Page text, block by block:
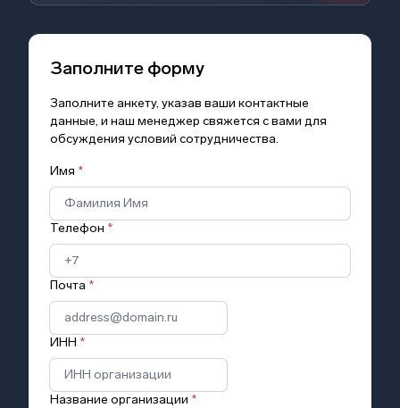
Заполните форму
Заполните анкету, указав ваши контактные
данные, и наш менеджер свяжется с вами для
обсуждения условий сотрудничества.
Имя *
Телефон *
Почта *
ИНН *
Название организации *